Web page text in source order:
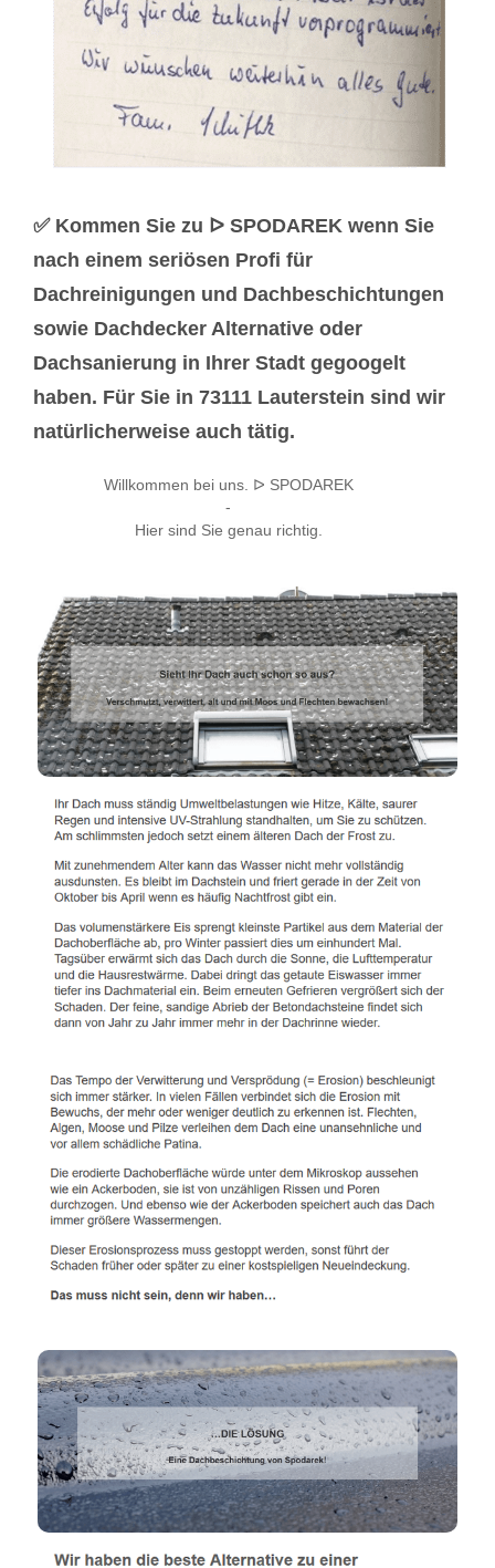
✅ Kommen Sie zu ᐅ SPODAREK wenn Sie
nach einem seriösen Profi für
Dachreinigungen und Dachbeschichtungen
sowie Dachdecker Alternative oder
Dachsanierung in Ihrer Stadt gegoogelt
haben. Für Sie in 73111 Lauterstein sind wir
natürlicherweise auch tätig.
Willkommen bei uns. ᐅ SPODAREK
-
Hier sind Sie genau richtig.